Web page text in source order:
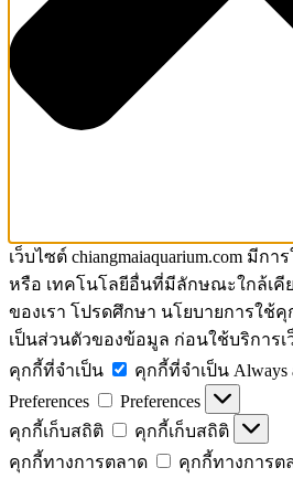
เว็บไซต์ chiangmaiaquarium.com มีก
หรือ เทคโนโลยีอื่นที่มีลักษณะใกล้เคี
ของเรา โปรดศึกษา นโยบายการใช้
เป็นส่วนตัวของข้อมูล ก่อนใช้บริการ
คุกกี้ที่จำเป็น
คุกกี้ที่จำเป็น Always
Preferences
Preferences
คุกกี้เก็บสถิติ
คุกกี้เก็บสถิติ
คุกกี้ทางการตลาด
คุกกี้ทางการต